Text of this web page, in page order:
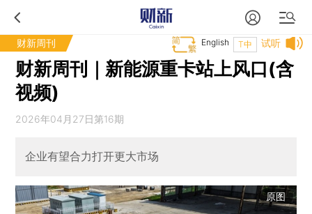
财新周刊 试听
T中
English
财新周刊｜新能源重卡站上风口(含
视频)
2026年04月27日第16期
企业有望合力打开更大市场
原图